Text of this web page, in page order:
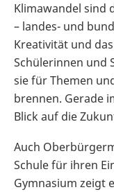
Klimawandel sind
– landes- und
Kreativität und
Schülerinnen und
sie für Themen
brennen. Gerade
Blick auf die
Auch
Schule für ihren
Gymnasium zeigt